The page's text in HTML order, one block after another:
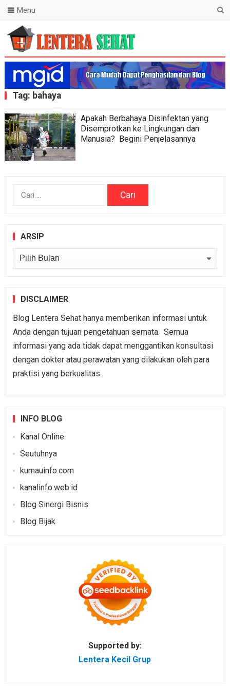
Lentera Sehat
Menu
Tag: bahaya
Apakah Berbahaya Disinfektan yang
Disemprotkan ke Lingkungan dan
Manusia? Begini Penjelasannya
Cari
ARSIP
Arsip
DISCLAIMER
Blog Lentera Sehat hanya memberikan informasi untuk
Anda dengan tujuan pengetahuan semata. Semua
informasi yang ada tidak dapat menggantikan konsultasi
dengan dokter atau perawatan yang dilakukan oleh para
praktisi yang berkualitas.
INFO BLOG
Kanal Online
Seutuhnya
kumauinfo.com
kanalinfo.web.id
Blog Sinergi Bisnis
Blog Bijak
Supported by:
Lentera Kecil Grup